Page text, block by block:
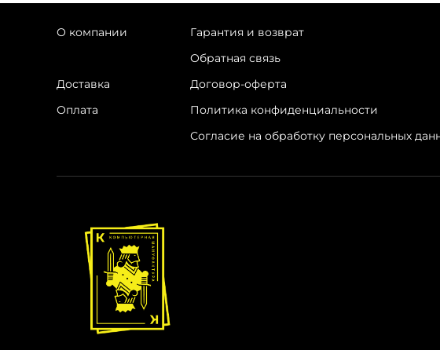
О компании
Доставка
Оплата
Гарантия и возврат
Обратная связь
Договор-оферта
Политика конфиденциальности
Согласие на обработку персональных